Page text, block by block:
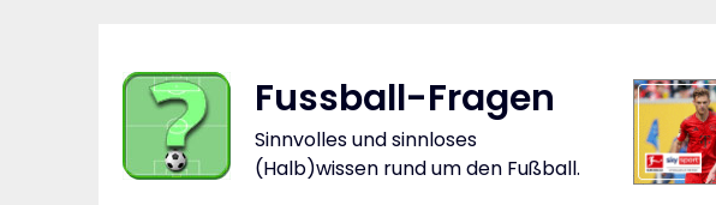
Fussball-Fragen
Sinnvolles und sinnloses
(Halb)wissen rund um den Fußball.